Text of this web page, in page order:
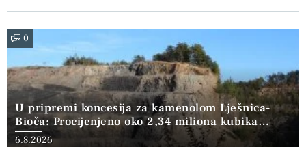
0
U pripremi koncesija za kamenolom Lješnica-
Bioča: Procijenjeno oko 2,34 miliona kubika
kamena
6.8.2026